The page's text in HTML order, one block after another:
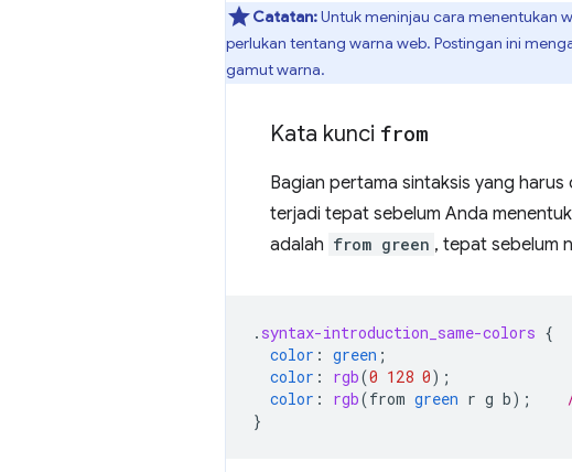
Catatan:Untuk meninjau cara menentukan
perlukan tentang warna web. Postingan ini
gamut warna.
Kata kunci from
Bagian pertama sintaksis yang
terjadi tepat sebelum Anda
adalah from green , tepat sebelum
. syntax-introduction_same-colors {
color : green ;
color : rgb(0 128 0);
color : rgb(from green r g b);
}